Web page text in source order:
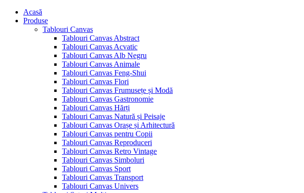
Acasă
Produse
Tablouri Canvas
Tablouri Canvas Abstract
Tablouri Canvas Acvatic
Tablouri Canvas Alb Negru
Tablouri Canvas Animale
Tablouri Canvas Feng-Shui
Tablouri Canvas Flori
Tablouri Canvas Frumusețe și Modă
Tablouri Canvas Gastronomie
Tablouri Canvas Hărți
Tablouri Canvas Natură și Peisaje
Tablouri Canvas Orașe și Arhitectură
Tablouri Canvas pentru Copii
Tablouri Canvas Reproduceri
Tablouri Canvas Retro Vintage
Tablouri Canvas Simboluri
Tablouri Canvas Sport
Tablouri Canvas Transport
Tablouri Canvas Univers